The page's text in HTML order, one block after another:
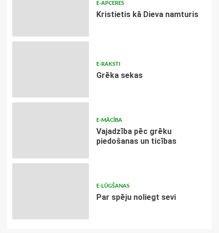
E-APCERES
Kristietis kā Dieva namturis
E-RAKSTI
Grēka sekas
E-MĀCĪBA
Vajadzība pēc grēku
piedošanas un ticības
E-LŪGŠANAS
Par spēju noliegt sevi